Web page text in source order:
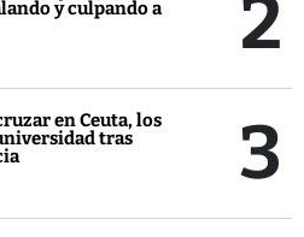
y culpando a
2
en Ceuta, los
tras
3